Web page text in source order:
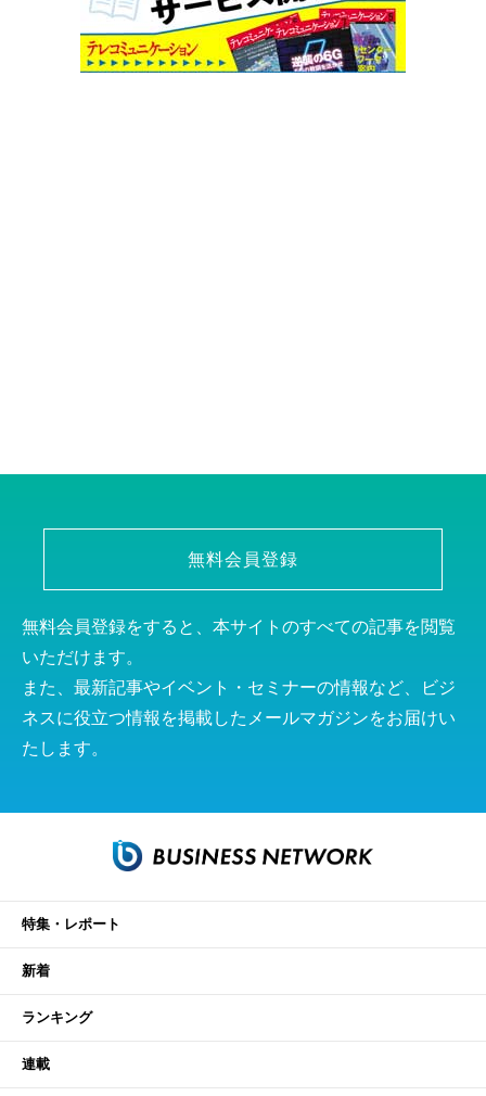
無料会員登録
無料会員登録をすると、本サイトのすべての記事を閲覧
いただけます。
また、最新記事やイベント・セミナーの情報など、ビジ
ネスに役立つ情報を掲載したメールマガジンをお届けい
たします。
特集・レポート
新着
ランキング
連載